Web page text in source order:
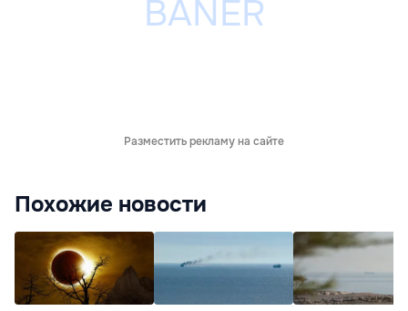
Разместить рекламу на сайте
Похожие новости